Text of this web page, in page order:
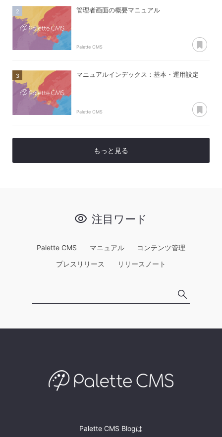
管理者画面の概要マニュアル
Palette CMS
マニュアルインデックス：基本・運用設定
Palette CMS
もっと見る
注目ワード
Palette CMS マニュアル
コンテンツ管理
プレスリリース
リリースノート
Palette CMS Blogは